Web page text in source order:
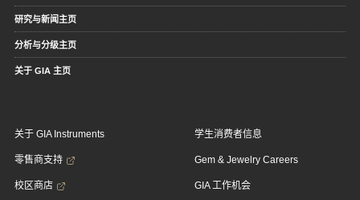
研究与新闻主页
分析与分级主页
关于 GIA 主页
关于 GIA Instruments
零售商支持
校区商店
学生消费者信息
Gem & Jewelry Careers
GIA 工作机会